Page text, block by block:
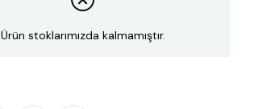
Ürün stoklarımızda kalmamıştır.